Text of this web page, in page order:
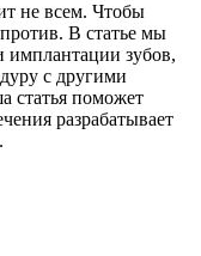
не всем. Чтобы
В статье мы
имплантации зубов,
с другими
статья поможет
разрабатывает